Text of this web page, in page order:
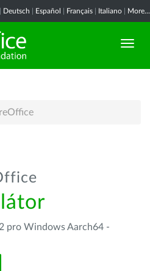
Deutsch Español Français Italiano More...
pro Windows Aarch64 -